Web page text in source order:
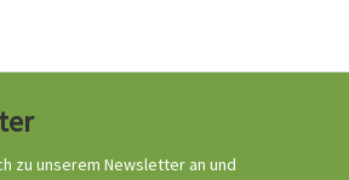
zu unserem Newsletter an und